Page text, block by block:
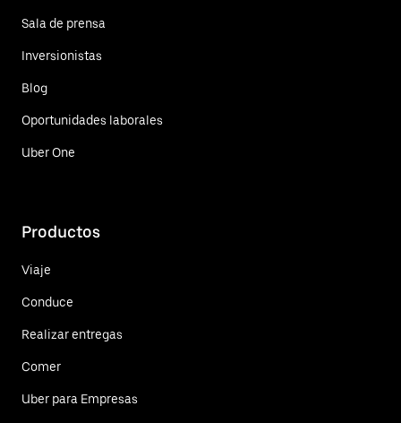
Sala de prensa
Inversionistas
Blog
Oportunidades laborales
Uber One
Productos
Viaje
Conduce
Realizar entregas
Comer
Uber para Empresas